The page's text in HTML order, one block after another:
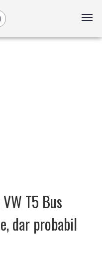
T5 Bus
dar probabil